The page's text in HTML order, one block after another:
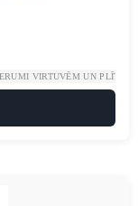
VIRTUVĒM UN PLĪTĪM